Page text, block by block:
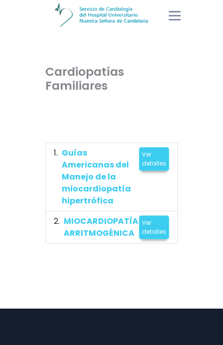
Cardiopatías
Familiares
Guías
Americanas del
Manejo de la
miocardiopatía
hipertrófica
Ver
detalles
MIOCARDIOPATÍA
ARRITMOGÉNICA
Ver
detalles